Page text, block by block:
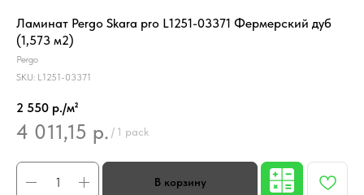
Ламинат Pergo Skara pro L1251-03371 Фермерский дуб
(1,573 м2)
Pergo
SKU: L1251-03371
2 550 р./м²
4 011,15 р. / 1 pack